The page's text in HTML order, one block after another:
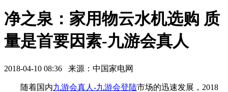
净之泉：家用物云水机选购 质
量是首要因素-九游会真人
2018-04-10 08:36 来源：中国家电网
随着国内九游会真人-九游会登陆市场的迅速发展，2018